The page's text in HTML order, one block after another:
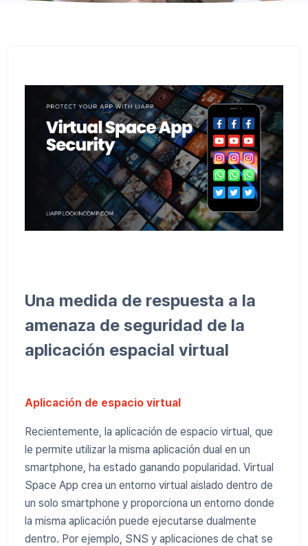
Una medida de respuesta a la
amenaza de seguridad de la
aplicación espacial virtual
Aplicación de espacio virtual
Recientemente, la aplicación de espacio virtual, que
le permite utilizar la misma aplicación dual en un
smartphone, ha estado ganando popularidad. Virtual
Space App crea un entorno virtual aislado dentro de
un solo smartphone y proporciona un entorno donde
la misma aplicación puede ejecutarse dualmente
dentro. Por ejemplo, SNS y aplicaciones de chat se